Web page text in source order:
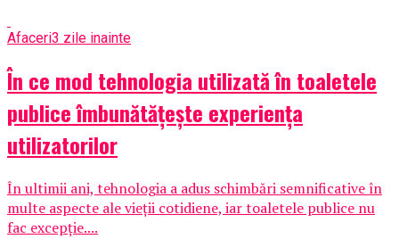
Afaceri3 zile inainte
În ce mod tehnologia utilizată în toaletele
publice îmbunătățește experiența
utilizatorilor
În ultimii ani, tehnologia a adus schimbări semnificative în
multe aspecte ale vieții cotidiene, iar toaletele publice nu
fac excepție....